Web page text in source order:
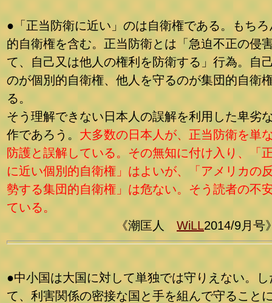
●「正当防衛に近い」のは自衛権である。もちろ
的自衛権を含む。正当防衛とは「急迫不正の侵
て、自己又は他人の権利を防衛する」行為。自
のが個別的自衛権、他人を守るのが集団的自衛
る。
そう理解できない日本人の誤解を利用した卑劣
作であろう。 大多数の日本人が、正当防衛を単
防護と誤解している。その無知に付け入り、「
に近い個別的自衛権」はよいが、「アメリカの
勢する集団的自衛権」は危ない。そう読者の不
ている。
《潮匡人 WiLL2014/9月号
●中小国は大国に対して単独では守りえない。し
て、利害関係の密接な国と手を組んで守ること